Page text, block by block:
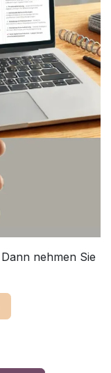
Dann nehmen Sie